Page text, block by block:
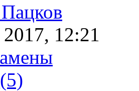
2017, 12:21
(5)